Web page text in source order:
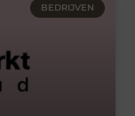
BEDRIJVEN